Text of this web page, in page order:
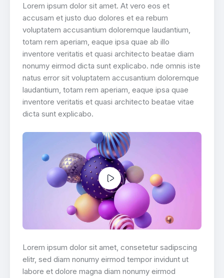
Lorem ipsum dolor sit amet. At vero eos et
accusam et justo duo dolores et ea rebum
voluptatem accusantium doloremque laudantium,
totam rem aperiam, eaque ipsa quae ab illo
inventore veritatis et quasi architecto beatae diam
nonumy eirmod dicta sunt explicabo. nde omnis iste
natus error sit voluptatem accusantium doloremque
laudantium, totam rem aperiam, eaque ipsa quae
inventore veritatis et quasi architecto beatae vitae
dicta sunt explicabo.
Lorem ipsum dolor sit amet, consetetur sadipscing
elitr, sed diam nonumy eirmod tempor invidunt ut
labore et dolore magna diam nonumy eirmod